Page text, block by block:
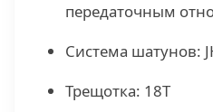
передаточным
Система шатунов:
Трещотка: 18T